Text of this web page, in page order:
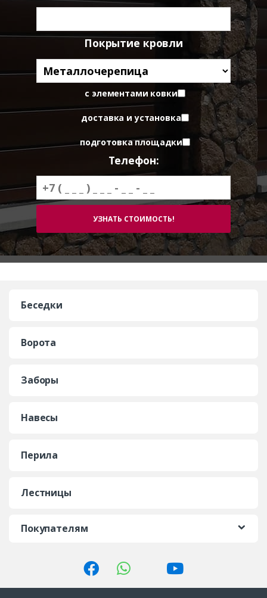
Покрытие кровли
с элементами ковки
доставка и установка
подготовка площадки
Телефон:
Беседки
Ворота
Заборы
Навесы
Перила
Лестницы
Покупателям